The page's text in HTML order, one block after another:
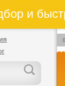
и
0